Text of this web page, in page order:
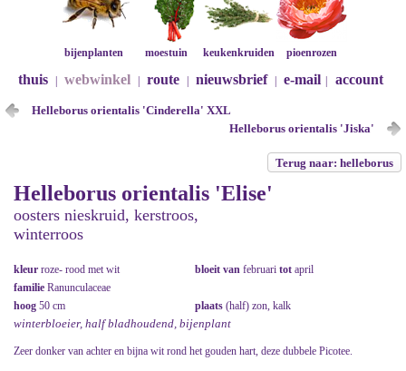
bijenplanten moestuin keukenkruiden pioenrozen
thuis webwinkel route nieuwsbrief e-mail account
Helleborus orientalis 'Cinderella' XXL
Helleborus orientalis 'Jiska'
Terug naar: helleborus
Helleborus orientalis 'Elise'
oosters nieskruid, kerstroos,
winterroos
kleur roze- rood met wit bloeit van februari tot april
familie Ranunculaceae
hoog 50 cm plaats (half) zon, kalk
winterbloeier, half bladhoudend, bijenplant
Zeer donker van achter en bijna wit rond het gouden hart, deze dubbele Picotee.